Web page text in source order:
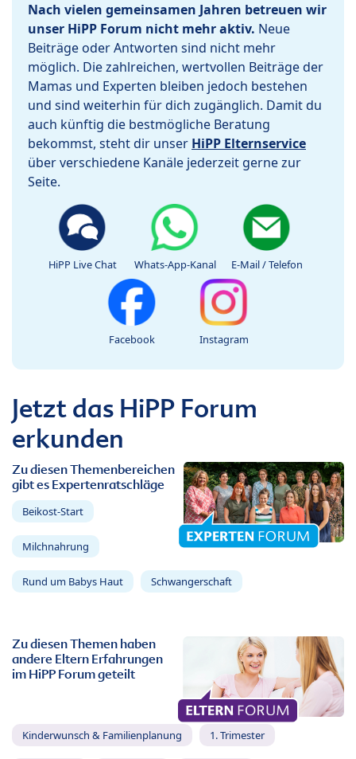
Nach vielen gemeinsamen Jahren betreuen wir
unser HiPP Forum nicht mehr aktiv. Neue
Beiträge oder Antworten sind nicht mehr
möglich. Die zahlreichen, wertvollen Beiträge der
Mamas und Experten bleiben jedoch bestehen
und sind weiterhin für dich zugänglich. Damit du
auch künftig die bestmögliche Beratung
bekommst, steht dir unser HiPP Elternservice
über verschiedene Kanäle jederzeit gerne zur
Seite.
HiPP Live Chat Whats-App-Kanal E-Mail / Telefon
Facebook Instagram
Jetzt das HiPP Forum
erkunden
Zu diesen Themenbereichen
gibt es Expertenratschläge
Beikost-Start
Milchnahrung
Rund um Babys Haut Schwangerschaft
Zu diesen Themen haben
andere Eltern Erfahrungen
im HiPP Forum geteilt
Kinderwunsch & Familienplanung 1. Trimester